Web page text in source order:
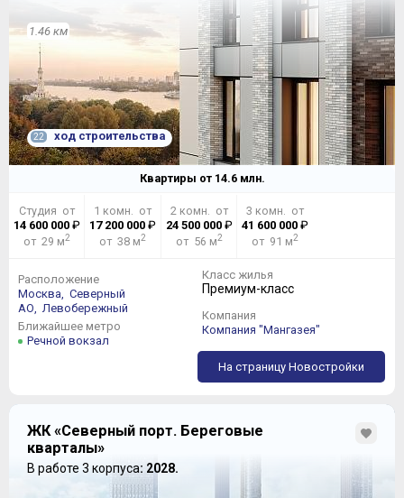
С 11 по 17 этаж на лестничной клетке находятся 10
квартир,
на элитных верхних этажах их будет семь:
1.46 км
22 ход строительства
Квартиры от 14.6млн.
Студия от
14 600 000₽
от 29 м2
1 комн. от
17 200 000 ₽
от 38 м2
2 комн. от
24 500 000₽
от 56 м2
3 комн. от
41 600 000 ₽
от 91 м2
Расположение
Москва,
Северный
АО,
Левобережный
Ближайшее метро
Речной вокзал
Класс жилья
Премиум-класс
Компания
Компания "Мангазея"
На страницу Новостройки
ЖК «Северный порт. Береговые
кварталы»
В работе 3 корпуса: 2028.